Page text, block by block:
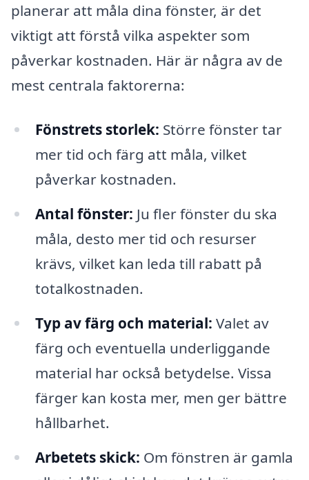
planerar att måla dina fönster, är det
viktigt att förstå vilka aspekter som
påverkar kostnaden. Här är några av de
mest centrala faktorerna:
Fönstrets storlek: Större fönster tar
mer tid och färg att måla, vilket
påverkar kostnaden.
Antal fönster: Ju fler fönster du ska
måla, desto mer tid och resurser
krävs, vilket kan leda till rabatt på
totalkostnaden.
Typ av färg och material: Valet av
färg och eventuella underliggande
material har också betydelse. Vissa
färger kan kosta mer, men ger bättre
hållbarhet.
Arbetets skick: Om fönstren är gamla